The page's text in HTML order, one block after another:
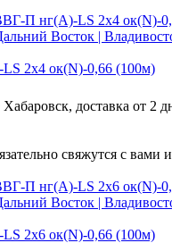
2х4 ок(N)-0,66 (100м)
доставка от 2
свяжутся с вами
2х6 ок(N)-0,66 (100м)